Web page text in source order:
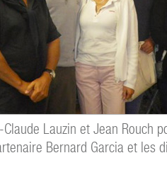
Claude Lauzin et Jean Rouch
Bernard Garcia et les